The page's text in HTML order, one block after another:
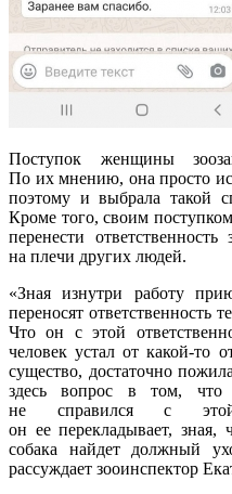
Поступок женщины
По их мнению, она просто
поэтому и выбрала такой
Кроме того, своим
перенести
на плечи других людей.
«Зная изнутри работу
переносят ответственность
Что он с этой
человек устал от какой-то
существо, достаточно
здесь вопрос в том, что
не справился с этой
он ее перекладывает, зная,
собака найдет должный
рассуждает зооинспектор